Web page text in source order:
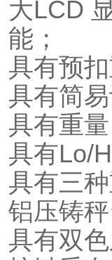
大LCD
能；
具有预
具有简
具有重
具有Lo/
具有三
铝压铸
具有双